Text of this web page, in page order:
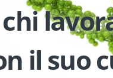
il suo